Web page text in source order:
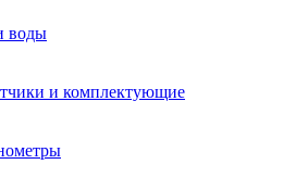
воды
и комплектующие